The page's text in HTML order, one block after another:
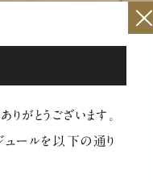
×
がとうございます。
ールを以下の通り